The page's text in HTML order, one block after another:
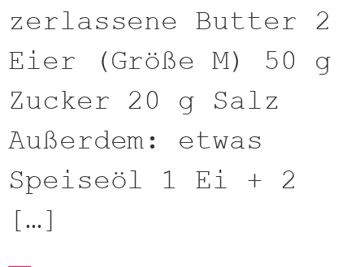
zerlassene Butter 2
Eier (Größe M) 50 g
Zucker 20 g Salz
Außerdem: etwas
Speiseöl 1 Ei + 2
[…]